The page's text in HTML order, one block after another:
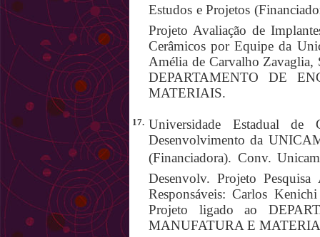
Estudos e Projetos
Projeto Avaliação de
Cerâmicos por Equipe da
Amélia de Carvalho
DEPARTAMENTO DE
MATERIAIS.
17. Universidade Estadual de
Desenvolvimento da
(Financiadora). Conv.
Desenvolv. Projeto
Responsáveis: Carlos
Projeto ligado ao
MANUFATURA E